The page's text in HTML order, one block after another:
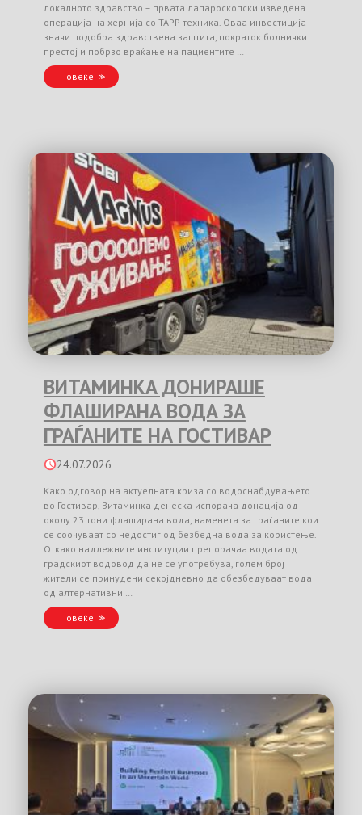
локалното здравство – првата лапароскопски изведена
операција на хернија со TAPP техника. Оваа инвестиција
значи подобра здравствена заштита, пократок болнички
престој и побрзо враќање на пациентите …
Повеќе
ВИТАМИНКА ДОНИРАШЕ
ФЛАШИРАНА ВОДА ЗА
ГРАЃАНИТЕ НА ГОСТИВАР
24.07.2026
Како одговор на актуелната криза со водоснабдувањето
во Гостивар, Витаминка денеска испорача донација од
околу 23 тони флаширана вода, наменета за граѓаните кои
се соочуваат со недостиг од безбедна вода за користење.
Откако надлежните институции препорачаа водата од
градскиот водовод да не се употребува, голем број
жители се принудени секојдневно да обезбедуваат вода
од алтернативни …
Повеќе